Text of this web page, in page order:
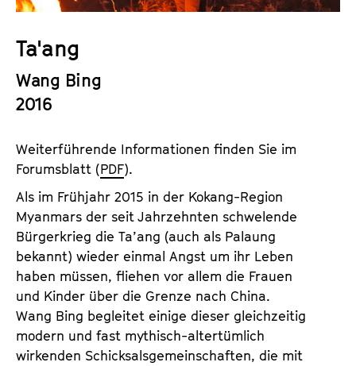
u
t
e
.
Ta'ang
Wang Bing
2016
Weiterführende Informationen finden Sie im
Forumsblatt (PDF).
Als im Frühjahr 2015 in der Kokang-Region
Myanmars der seit Jahrzehnten schwelende
Bürgerkrieg die Ta’ang (auch als Palaung
bekannt) wieder einmal Angst um ihr Leben
haben müssen, fliehen vor allem die Frauen
und Kinder über die Grenze nach China.
Wang Bing begleitet einige dieser gleichzeitig
modern und fast mythisch-altertümlich
wirkenden Schicksalsgemeinschaften, die mit